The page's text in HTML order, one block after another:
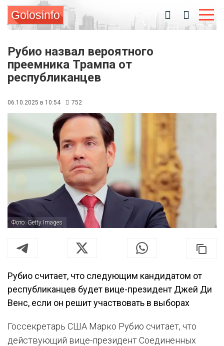
Golosinfo
Рубио назвал вероятного
преемника Трампа от
республиканцев
06.10.2025 в 10:54 752
Фото: Getty Images
Рубио считает, что следующим кандидатом от
республиканцев будет вице-президент Джей Ди
Венс, если он решит участвовать в выборах
Госсекретарь США Марко Рубио считает, что
действующий вице-президент Соединенных